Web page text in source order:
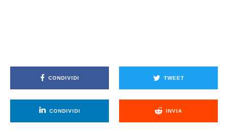
CONDIVIDI TWEET
CONDIVIDI INVIA